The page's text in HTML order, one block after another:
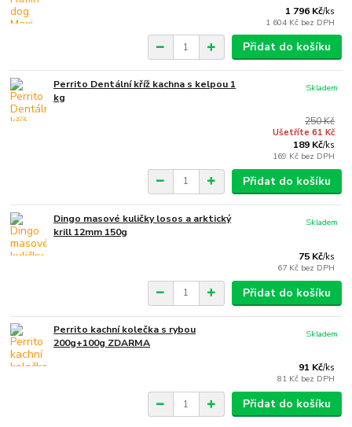
1 796 Kč/ks
1 604 Kč bez DPH
Přidat do košíku
Perrito Dentální kříž kachna s kelpou 1
kg
250 Kč
Ušetříte 61 Kč
189 Kč/ks
169 Kč bez DPH
Skladem
Přidat do košíku
Dingo masové kuličky losos a arktický
krill 12mm 150g
75 Kč/ks
67 Kč bez DPH
Skladem
Přidat do košíku
Perrito kachní kolečka s rybou
200g+100g ZDARMA
91 Kč/ks
81 Kč bez DPH
Skladem
Přidat do košíku